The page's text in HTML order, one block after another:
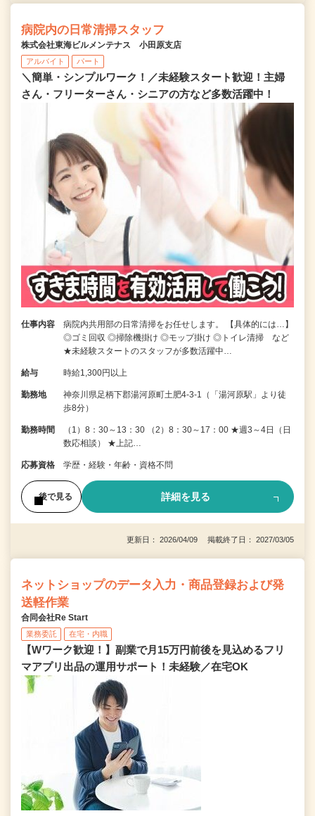
病院内の日常清掃スタッフ
株式会社東海ビルメンテナス 小田原支店
アルバイト パート
＼簡単・シンプルワーク！／未経験スタート歓迎！主婦
さん・フリーターさん・シニアの方など多数活躍中！
仕事内容
病院内共用部の日常清掃をお任せします。 【具体的には…】
◎ゴミ回収 ◎掃除機掛け ◎モップ掛け ◎トイレ清掃 など
★未経験スタートのスタッフが多数活躍中…
給与 時給1,300円以上
勤務地
神奈川県足柄下郡湯河原町土肥4-3-1（「湯河原駅」より徒
歩8分）
勤務時間
（1）8：30～13：30 （2）8：30～17：00 ★週3～4日（日
数応相談） ★上記…
応募資格 学歴・経験・年齢・資格不問
後で見る 詳細を見る
更新日： 2026/04/09 掲載終了日： 2027/03/05
ネットショップのデータ入力・商品登録および発
送軽作業
合同会社Re Start
業務委託 在宅・内職
【Wワーク歓迎！】副業で月15万円前後を見込めるフリ
マアプリ出品の運用サポート！未経験／在宅OK